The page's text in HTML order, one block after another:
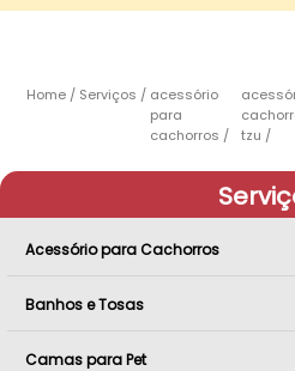
Home Serviços
acessório
para
cachorros
tzu
Acessório para Cachorros
Banhos e Tosas
Camas para Pet